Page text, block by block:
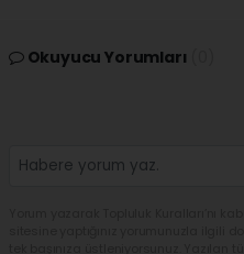
Okuyucu Yorumları